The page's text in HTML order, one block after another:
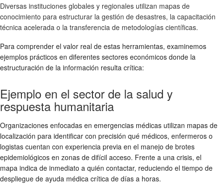
Diversas instituciones globales y regionales utilizan mapas de
conocimiento para estructurar la gestión de desastres, la capacitación
técnica acelerada o la transferencia de metodologías científicas.
Para comprender el valor real de estas herramientas, examinemos
ejemplos prácticos en diferentes sectores económicos donde la
estructuración de la información resulta crítica:
Ejemplo en el sector de la salud y
respuesta humanitaria
Organizaciones enfocadas en emergencias médicas utilizan mapas de
localización para identificar con precisión qué médicos, enfermeros o
logistas cuentan con experiencia previa en el manejo de brotes
epidemiológicos en zonas de difícil acceso. Frente a una crisis, el
mapa indica de inmediato a quién contactar, reduciendo el tiempo de
despliegue de ayuda médica crítica de días a horas.